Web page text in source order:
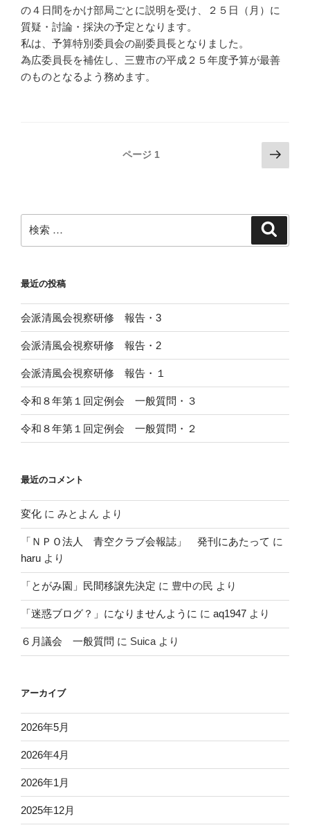
の４日間をかけ部局ごとに説明を受け、２５日（月）に
質疑・討論・採決の予定となります。
私は、予算特別委員会の副委員長となりました。
為広委員長を補佐し、三豊市の平成２５年度予算が最善
のものとなるよう務めます。
ゲ
ー
ョ
ン
ページ 1
次
の
ジ
検
索:
最近の投稿
会派清風会視察研修 報告・3
会派清風会視察研修 報告・2
会派清風会視察研修 報告・１
令和８年第１回定例会 一般質問・３
令和８年第１回定例会 一般質問・２
最近のコメント
変化 に みとよん より
「ＮＰＯ法人 青空クラブ会報誌」 発刊にあたって に
haru より
「とがみ園」民間移譲先決定 に 豊中の民 より
「迷惑ブログ？」になりませんように に aq1947 より
６月議会 一般質問 に Suica より
アーカイブ
2026年5月
2026年4月
2026年1月
2025年12月